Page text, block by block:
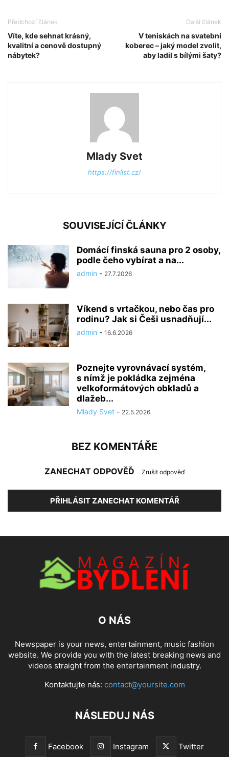
Předchozí článek
Víte, kde sehnat krásný,
kvalitní a cenově dostupný
nábytek?
Další článek
V teniskách na svatební
koberec – jaký model zvolit,
aby ladil s bílými šaty?
Mlady Svet
https://finlist.cz/
SOUVISEJÍCÍ ČLÁNKY
Domácí finská sauna pro 2 osoby,
podle čeho vybírat a na...
admin - 27.7.2026
Víkend s vrtačkou, nebo čas pro
rodinu? Jak si Češi usnadňují...
admin - 16.6.2026
Poznejte vyrovnávací systém,
s nímž je pokládka zejména
velkoformátových obkladů a
dlažeb...
Mlady Svet - 22.5.2026
BEZ KOMENTÁŘE
ZANECHAT ODPOVĚĎ Zrušit odpověď
PŘIHLÁSIT ZANECHAT KOMENTÁŘ
O NÁS
Newspaper is your news, entertainment, music fashion
website. We provide you with the latest breaking news and
videos straight from the entertainment industry.
Kontaktujte nás: contact@yoursite.com
NÁSLEDUJ NÁS
Facebook Instagram Twitter